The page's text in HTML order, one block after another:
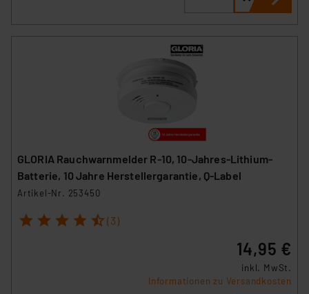
GLORIA Rauchwarnmelder R-10, 10-Jahres-Lithium-
Batterie, 10 Jahre Herstellergarantie, Q-Label
Artikel-Nr. 253450
1 2 3 4 5 (3)
14,95 €
inkl. MwSt.
Informationen zu Versandkosten